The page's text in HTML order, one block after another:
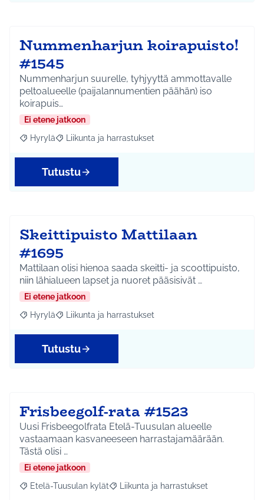
Nummenharjun koirapuisto!
#1545
Nummenharjun suurelle, tyhjyyttä ammottavalle
peltoalueelle (paijalannumentien päähän) iso
koirapuis…
Ei etene jatkoon
Rajaa tulokset aihepiirin mukaan: Hyrylä
Hyrylä Rajaa tulokset teeman mukaan: Liikunta ja
Liikunta ja harrastukset
Tutustu
Skeittipuisto Mattilaan
#1695
Mattilaan olisi hienoa saada skeitti- ja scoottipuisto,
niin lähialueen lapset ja nuoret pääsisivät …
Ei etene jatkoon
Rajaa tulokset aihepiirin mukaan: Hyrylä
Hyrylä Rajaa tulokset teeman mukaan: Liikunta ja
Liikunta ja harrastukset
Tutustu
Frisbeegolf-rata #1523
Uusi Frisbeegolfrata Etelä-Tuusulan alueelle
vastaamaan kasvaneeseen harrastajamäärään.
Tästä olisi …
Ei etene jatkoon
Rajaa tulokset aihepiirin mukaan: Etelä-Tuusulan kylät
Etelä-Tuusulan kylät Rajaa tulokset teeman mukaan:
Liikunta ja harrastukset